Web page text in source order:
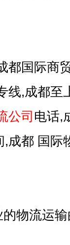
都国际商
线,成都至
公司 电话,
,成都 国际
物流运输